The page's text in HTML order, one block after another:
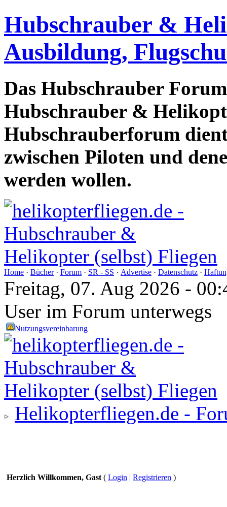
Hubschrauber &
Ausbildung,
Das Hubschrauber
Hubschrauber &
Hubschrauberforum
zwischen Piloten und
werden wollen.
Home · Bücher· Forum · SR - SS · Advertise · Datenschutz ·
Freitag, 07. Aug 2026 -
User im Forum unterwegs
Nutzungsvereinbarung
Helikopterfliegen.de -
Herzlich Willkommen, Gast ( Login | Registrieren )